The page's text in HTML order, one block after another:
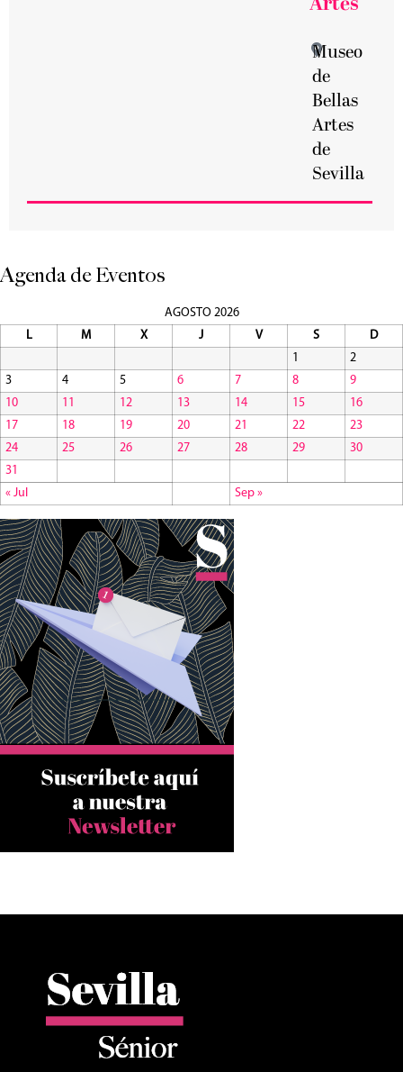
Artes
Museo
de
Bellas
Artes
de
Sevilla
Agenda de Eventos
AGOSTO 2026
L
M X J V S
D
1
2
3
4 5 6 7 8
9
10
11 12 13 14 15
16
17
18 19 20 21 22
23
24
25 26 27 28 29
30
31
« Jul
Sep »